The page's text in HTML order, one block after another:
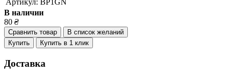
Артикул: BP1GN
В наличии
80 ₴
Сравнить товар
В список желаний
Купить
Купить в 1 клик
Доставка